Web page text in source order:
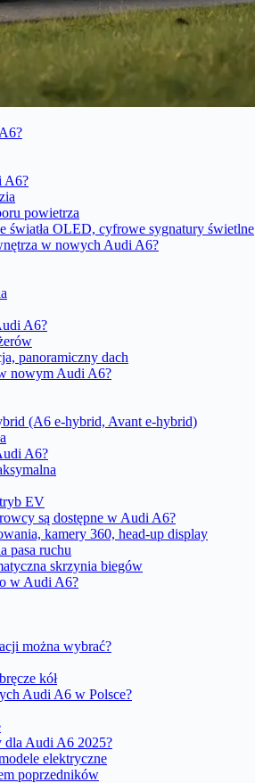
A6?
powietrza
OLED, cyfrowe sygnatury świetlne
w nowych Audi A6?
A6?
panoramiczny dach
nowym Audi A6?
(A6 e-hybrid, Avant e-hybrid)
A6?
EV
są dostępne w Audi A6?
kamery 360, head-up display
pasa ruchu
skrzynia biegów
w Audi A6?
można wybrać?
kół
Audi A6 w Polsce?
dla Audi A6 2025?
elektryczne
poprzedników